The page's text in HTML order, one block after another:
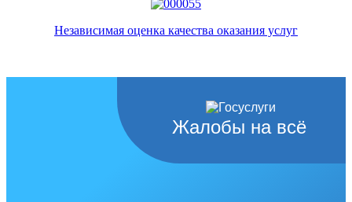
Независимая оценка качества оказания услуг
Жалобы на всё